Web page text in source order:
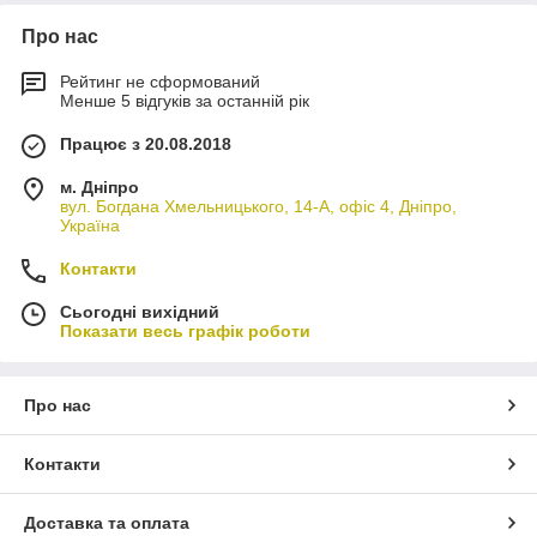
Про нас
Рейтинг не сформований
Менше 5 відгуків за останній рік
Працює з 20.08.2018
м. Дніпро
вул. Богдана Хмельницького, 14-А, офіс 4, Дніпро,
Україна
Контакти
Сьогодні вихідний
Показати весь графік роботи
Про нас
Контакти
Доставка та оплата